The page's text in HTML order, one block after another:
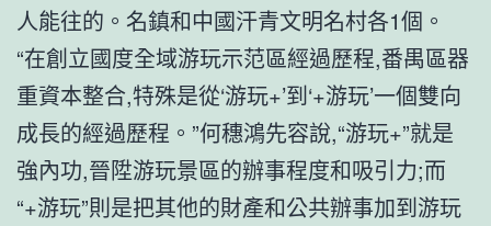
人能往的。名鎮和中國汗青文明名村各1個。
“在創立國度全域游玩示范區經過歷程,番禺區器
重資本整合,特殊是從‘游玩+’到‘+游玩’一個雙向
成長的經過歷程。”何穗鴻先容說,“游玩+”就是
強內功,晉陞游玩景區的辦事程度和吸引力;而
“+游玩”則是把其他的財產和公共辦事加到游玩